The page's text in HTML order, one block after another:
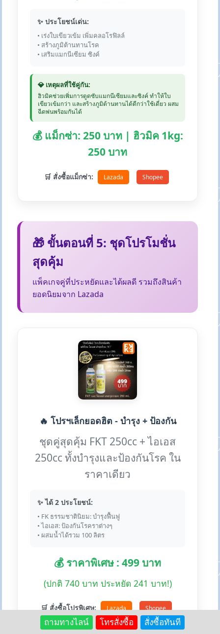
✨ ประโยชน์เด่น:
• เร่งใบเขียวเข้ม เพิ่มคลอโรฟิลล์
• สร้างภูมิต้านทานโรค
• เสริมแมกนีเซียม ซิงค์
💎 เหตุผลที่ใช้คู่กัน:
ฮิวมิคช่วยเพิ่มการดูดซับแมกนีเซียมและซิงค์ ทำให้ใบ
เขียวเข้มกว่า และสร้างภูมิต้านทานได้ดีกว่าใช้เดี่ยว ผสม
ฉีดพ่นพร้อมกันได้
💰 แม็กซ่า: 250 บาท | ฮิวมิค 1kg:
250 บาท
🛒 สั่งซื้อแม็กซ่า: Lazada Shopee
🎁 ขั้นตอนที่ 5: ชุดโปรโมชั่น
สุดคุ้ม
แพ็คเกจคู่ที่ประหยัดและได้ผลดี รวมถึงสินค้า
ยอดนิยมจาก Lazada
🔥 โปรฯเล็กยอดฮิต - บำรุง + ป้องกัน
ชุดคู่สุดคุ้ม FKT 250cc + ไอเอส
250cc ทั้งบำรุงและป้องกันโรค ใน
ราคาเดียว
✨ ได้ 2 ประโยชน์:
• FK ธรรมชาตินิยม: บำรุงฟื้นฟู
• ไอเอส: ป้องกันโรคราต่างๆ
• ผสมน้ำได้รวม 100 ลิตร
💰 ราคาพิเศษ : 499 บาท
(ปกติ 740 บาท ประหยัด 241 บาท!)
🛒 สั่งซื้อโปรพิเศษ: Lazada Shopee
ถามทางไลน์ โทรสั่งซื้อ สั่งซื้อทันที